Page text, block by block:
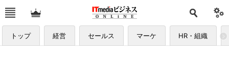
トップ 経営 セールス マーケ HR・組織